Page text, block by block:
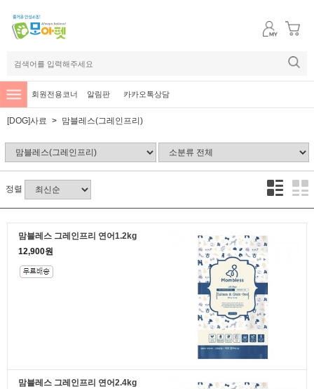
회원전용코너 알림판 카카오톡상담
[DOG]사료 맘블레스(그레인프리)
정렬
맘블레스 그레인프리 연어1.2kg
12,900원
맘블레스 그레인프리 연어2.4kg